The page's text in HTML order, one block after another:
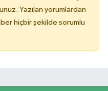
Yazılan yorumlardan
hiçbir şekilde sorumlu